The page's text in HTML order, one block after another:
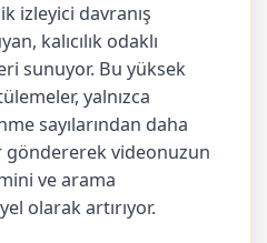
izleyici davranış
kalıcılık odaklı
sunuyor. Bu yüksek
yalnızca
sayılarından daha
videonuzun
ve arama
olarak artırıyor.